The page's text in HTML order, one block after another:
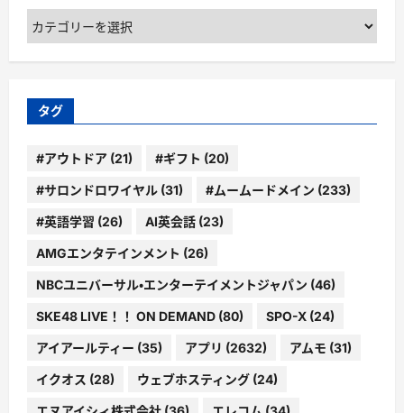
カ
テ
ゴ
ー
タグ
#アウトドア (21) #ギフト (20)
#サロンドロワイヤル (31) #ムームードメイン (233)
#英語学習 (26) AI英会話 (23)
AMGエンタテインメント (26)
NBCユニバーサル・エンターテイメントジャパン (46)
SKE48 LIVE！！ ON DEMAND (80) SPO-X (24)
アイアールティー (35) アプリ (2632) アムモ (31)
イクオス (28) ウェブホスティング (24)